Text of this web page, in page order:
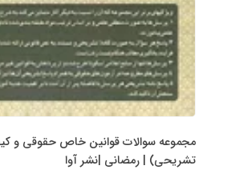
مجموعه سوالات قوانین خاص حقوقی و
تشریحی) | رمضانی |نشر آوا